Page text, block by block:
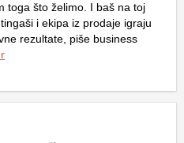
toga što želimo. I baš na toj
i ekipa iz prodaje igraju
rezultate, piše business